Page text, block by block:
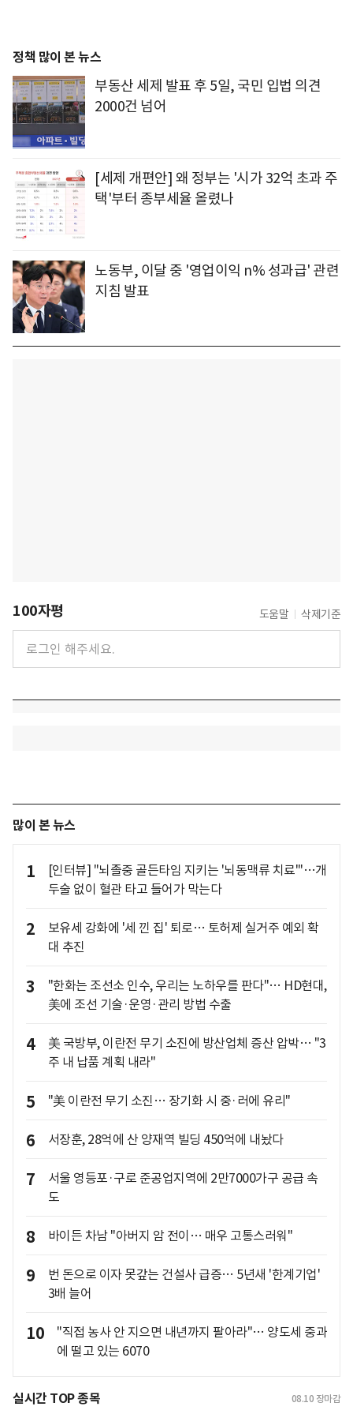
정책 많이 본 뉴스
부동산 세제 발표 후 5일, 국민 입법 의견
2000건 넘어
[세제 개편안] 왜 정부는 '시가 32억 초과 주
택'부터 종부세율 올렸나
노동부, 이달 중 '영업이익 n% 성과급' 관련
지침 발표
100자평 도움말 삭제기준
많이 본 뉴스
1
[인터뷰] "뇌졸중 골든타임 지키는 '뇌동맥류 치료'"…개
두술 없이 혈관 타고 들어가 막는다
2
보유세 강화에 '세 낀 집' 퇴로… 토허제 실거주 예외 확
대 추진
3
"한화는 조선소 인수, 우리는 노하우를 판다"… HD현대,
美에 조선 기술·운영·관리 방법 수출
4
美 국방부, 이란전 무기 소진에 방산업체 증산 압박… "3
주 내 납품 계획 내라"
5 "美 이란전 무기 소진… 장기화 시 중·러에 유리"
6 서장훈, 28억에 산 양재역 빌딩 450억에 내놨다
7
서울 영등포·구로 준공업지역에 2만7000가구 공급 속
도
8 바이든 차남 "아버지 암 전이… 매우 고통스러워"
9
번 돈으로 이자 못갚는 건설사 급증… 5년새 '한계기업'
3배 늘어
10
"직접 농사 안 지으면 내년까지 팔아라"… 양도세 중과
에 떨고 있는 6070
실시간 TOP 종목 08.10 장마감